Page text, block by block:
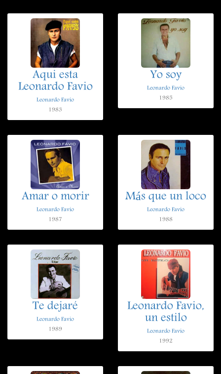
Aqui esta
Leonardo Favio
Leonardo Favio
1983
Yo soy
Leonardo Favio
1985
Amar o morir
Leonardo Favio
1987
Más que un loco
Leonardo Favio
1988
Te dejaré
Leonardo Favio
1989
Leonardo Favio,
un estilo
Leonardo Favio
1992